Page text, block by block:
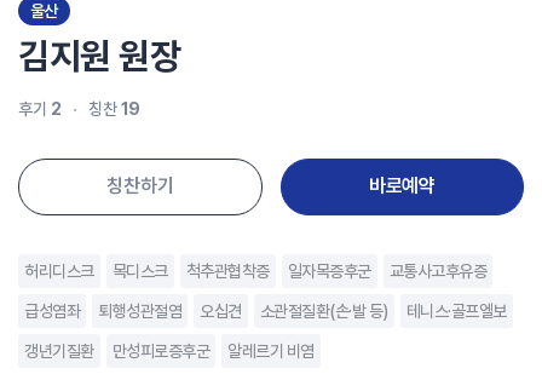
울산
김지원 원장
후기 2 칭찬 19
칭찬하기 바로예약
허리디스크 목디스크 척추관협착증 일자목증후군 교통사고후유증
급성염좌 퇴행성관절염 오십견 소관절질환(손·발 등) 테니스·골프엘보
갱년기질환 만성피로증후군 알레르기 비염